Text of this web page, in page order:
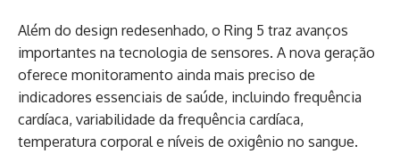
Além do design redesenhado, o Ring 5 traz avanços
importantes na tecnologia de sensores. A nova geração
oferece monitoramento ainda mais preciso de
indicadores essenciais de saúde, incluindo frequência
cardíaca, variabilidade da frequência cardíaca,
temperatura corporal e níveis de oxigênio no sangue.